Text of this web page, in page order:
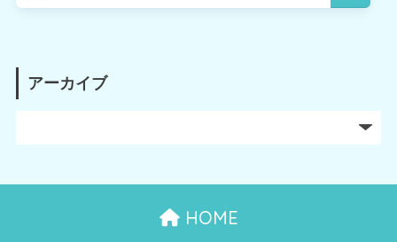
アーカイブ
HOME